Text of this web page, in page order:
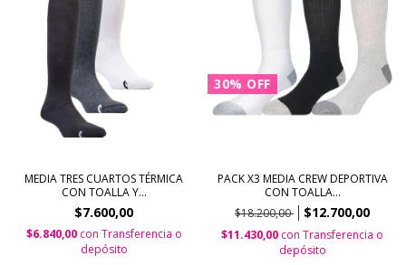
MEDIA TRES CUARTOS TÉRMICA
CON TOALLA Y...
$7.600,00
$6.840,00 con Transferencia o
depósito
30% OFF
PACK X3 MEDIA CREW DEPORTIVA
CON TOALLA...
$18.200,00
$12.700,00
$11.430,00 con Transferencia o
depósito